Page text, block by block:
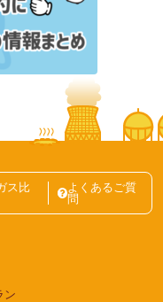
気料金プラン｜選び方も解
び方記事一覧
ス比
よくあるご質
問
ン